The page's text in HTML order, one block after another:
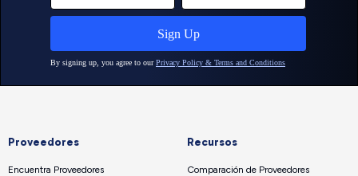
Proveedores
Encuentra Proveedores
Recursos
Comparación de Proveedores